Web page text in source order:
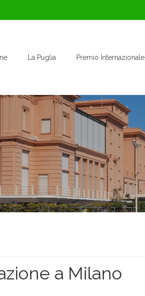
La Puglia Premio Internazionale
a Milano